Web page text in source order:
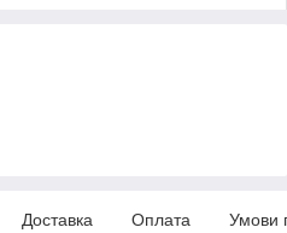
Доставка Оплата Умови